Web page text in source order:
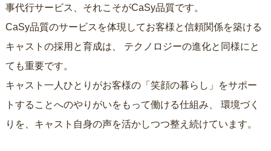
事代行サービス、それこそがCaSy品質です。
CaSy品質のサービスを体現してお客様と信頼関係を築ける
キャストの採用と育成は、
ても重要です。
キャスト一人ひとりがお客様の「笑顔の暮らし」をサポー
トすることへのやりがいをもって働ける仕組み、
りを、キャスト自身の声を活かしつつ整え続けています。